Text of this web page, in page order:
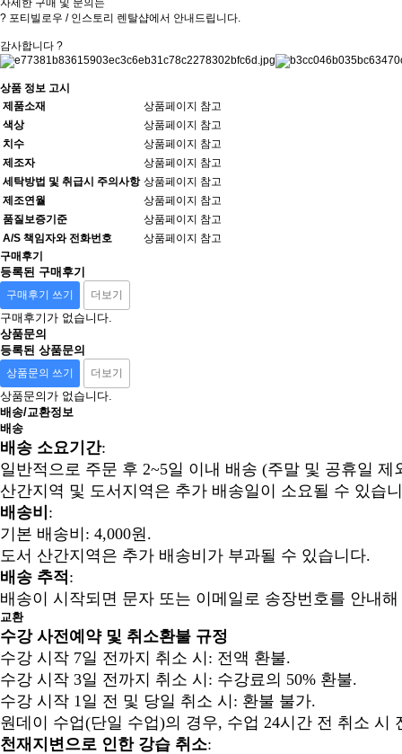
? 포티빌로우 / 인스토리 렌탈샵에서 안내드립니다.
감사합니다 ?
상품 정보 고시
제품소재
상품페이지 참고
색상
상품페이지 참고
치수
상품페이지 참고
제조자
상품페이지 참고
세탁방법 및 취급시 주의사항 상품페이지 참고
제조연월
상품페이지 참고
품질보증기준
상품페이지 참고
A/S 책임자와 전화번호
상품페이지 참고
구매후기
등록된 구매후기
구매후기 쓰기 더보기
구매후기가 없습니다.
상품문의
등록된 상품문의
상품문의 쓰기 더보기
상품문의가 없습니다.
배송/교환정보
배송
배송 소요기간:
일반적으로 주문 후 2~5일 이내 배송 (주말 및 공휴일 제
산간지역 및 도서지역은 추가 배송일이 소요될 수 있습
배송비 :
기본 배송비: 4,000원.
도서 산간지역은 추가 배송비가 부과될 수 있습니다.
배송 추적:
배송이 시작되면 문자 또는 이메일로 송장번호를 안내
교환
수강 사전예약 및 취소환불 규정
수강 시작 7일 전까지 취소 시: 전액 환불.
수강 시작 3일 전까지 취소 시: 수강료의 50% 환불.
수강 시작 1일 전 및 당일 취소 시: 환불 불가.
원데이 수업(단일 수업)의 경우, 수업 24시간 전 취소 시
천재지변으로 인한 강습 취소: